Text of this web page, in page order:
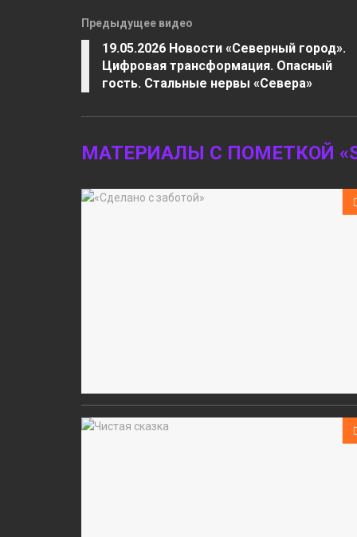
Предыдущее видео
19.05.2026 Новости «Северный город».
Цифровая трансформация. Опасный
гость. Стальные нервы «Севера»
МАТЕРИАЛЫ С ПОМЕТКОЙ